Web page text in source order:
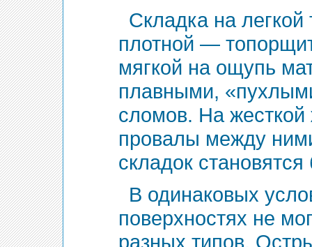
Складка на легкой
плотной —
мягкой на ощупь
плавными,
сломов. На
провалы между
складок
В одинаковых
поверхностях не
разных типов.